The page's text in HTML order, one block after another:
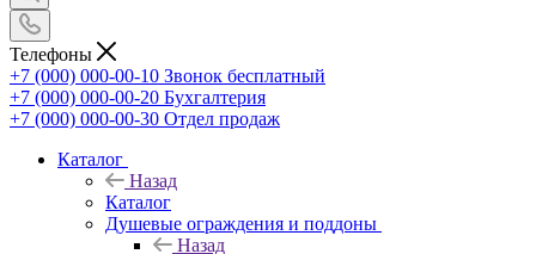
Телефоны
+7 (000) 000-00-10 Звонок бесплатный
+7 (000) 000-00-20 Бухгалтерия
+7 (000) 000-00-30 Отдел продаж
Каталог
Назад
Каталог
Душевые ограждения и поддоны
Назад